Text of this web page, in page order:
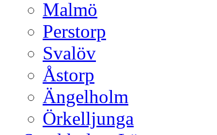
Malmö
Perstorp
Svalöv
Åstorp
Ängelholm
Örkelljunga